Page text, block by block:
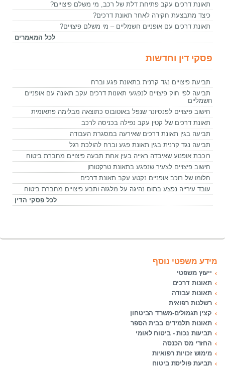
תאונת דרכים עקב פתיחת דלת של רכב, מי משלם פיצויים?
כיצד מתבצעת חקירה לאחר תאונת דרכים?
תאונת דרכים עם אופניים חשמליים – מי משלם פיצויים?
לכל המאמרים
פסקי דין וחדשות
תביעת פיצויים נגד קרנית בתאונת פגע וברח
תביעה לפי חוק פיצויים לנפגעי תאונות דרכים עקב תאונה עם אופניים
חשמליים
חישוב פיצויים לפנסיונר שנפל באוטובוס כתוצאה מבלימה פתאומית
תאונת דרכים של קטין עקב נפילה בכניסה לרכב
תביעה בגין תאונת דרכים שאירעה במסגרת העבודה
תביעה נגד קרנית בגין תאונת פגע וברח להולכת רגל
רוכבת אופנוע שאיבדה ראייה בעין אחת תבעה פיצויים מחברת ביטוח
חישוב פיצויים לצעיר שנפגע בתאונת טרקטורון
חלומו של רוכב אופניים נקטע עקב תאונת דרכים
עובד עירייה נפצע בתום נהיגה על מלגזה ותבע פיצויים מחברת ביטוח
לכל פסקי הדין
מידע משפטי נוסף
ייעוץ משפטי
תאונות דרכים
תאונות עבודה
רשלנות רפואית
קצין תגמולים-משרד הביטחון
תאונות תלמידים בבית הספר
תביעות נכות - ביטוח לאומי
החזרי מס הכנסה
מימוש זכויות רפואיות
תביעת פוליסת ביטוח